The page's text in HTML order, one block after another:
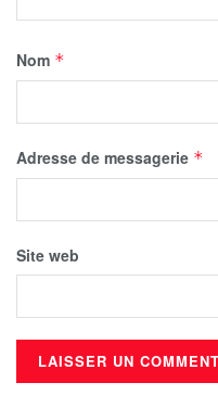
Nom *
Adresse de messagerie *
Site web